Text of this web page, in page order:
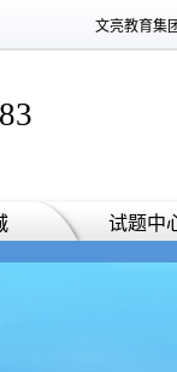
文亮教育集
试题中